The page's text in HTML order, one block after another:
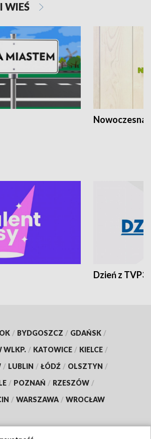
WIEŚ
Nowoczesna
Dzień z TVP3
/ BYDGOSZCZ / GDAŃSK /
WLKP. / KATOWICE / KIELCE /
/ LUBLIN / ŁÓDŹ / OLSZTYN /
/ POZNAŃ / RZESZÓW /
/ WARSZAWA / WROCŁAW